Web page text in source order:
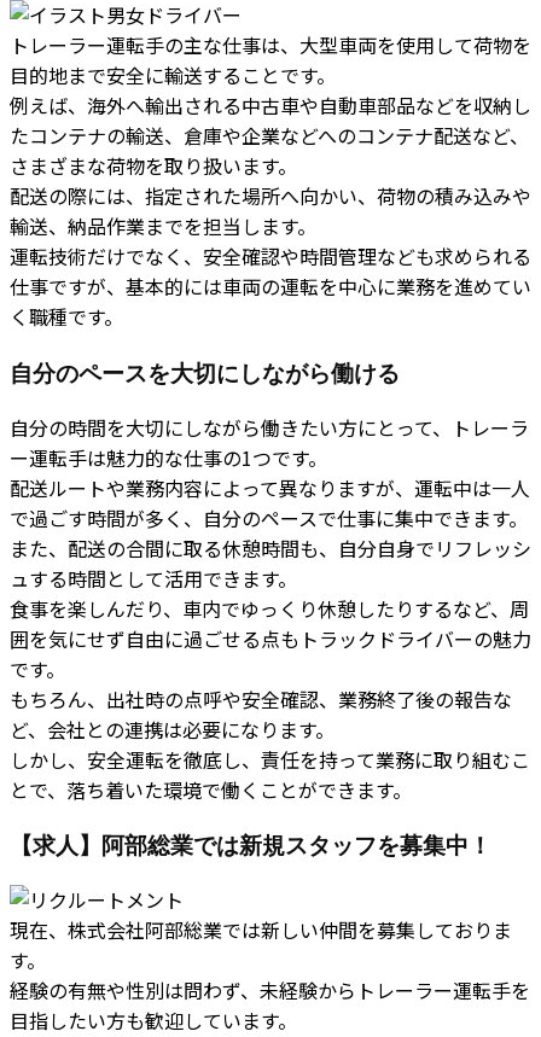
トレーラー運転手の主な仕事は、大型車両を使用して荷物を
目的地まで安全に輸送することです。
例えば、海外へ輸出される中古車や自動車部品などを収納し
たコンテナの輸送、倉庫や企業などへのコンテナ配送など、
さまざまな荷物を取り扱います。
配送の際には、指定された場所へ向かい、荷物の積み込みや
輸送、納品作業までを担当します。
運転技術だけでなく、安全確認や時間管理なども求められる
仕事ですが、基本的には車両の運転を中心に業務を進めてい
く職種です。
自分のペースを大切にしながら働ける
自分の時間を大切にしながら働きたい方にとって、トレーラ
ー運転手は魅力的な仕事の1つです。
配送ルートや業務内容によって異なりますが、運転中は一人
で過ごす時間が多く、自分のペースで仕事に集中できます。
また、配送の合間に取る休憩時間も、自分自身でリフレッシ
ュする時間として活用できます。
食事を楽しんだり、車内でゆっくり休憩したりするなど、周
囲を気にせず自由に過ごせる点もトラックドライバーの魅力
です。
もちろん、出社時の点呼や安全確認、業務終了後の報告な
ど、会社との連携は必要になります。
しかし、安全運転を徹底し、責任を持って業務に取り組むこ
とで、落ち着いた環境で働くことができます。
【求人】阿部総業では新規スタッフを募集中！
現在、株式会社阿部総業では新しい仲間を募集しておりま
す。
経験の有無や性別は問わず、未経験からトレーラー運転手を
目指したい方も歓迎しています。